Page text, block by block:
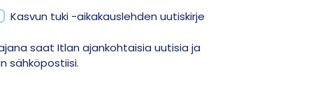
Kasvun tuki -aikakauslehden uutiskirje
saat Itlan ajankohtaisia uutisia ja
sähköpostiisi.